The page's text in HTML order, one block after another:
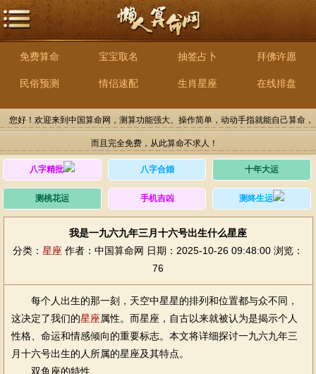
免费算命 宝宝取名 抽签占卜 拜佛许愿
民俗预测 情侣速配 生肖星座 在线排盘
您好！欢迎来到中国算命网，测算功能强大、操作简单，动动手指就能自己算命，
而且完全免费，从此算命不求人！
八字精批 八字合婚 十年大运
测桃花运 手机吉凶 测终生运
我是一九六九年三月十六号出生什么星座
分类： 星座 作者：中国算命网 日期：2025-10-26 09:48:00 浏览：
76
每个人出生的那一刻，天空中星星的排列和位置都与众不同，
这决定了我们的星座属性。而星座，自古以来就被认为是揭示个人
性格、命运和情感倾向的重要标志。本文将详细探讨一九六九年三
月十六号出生的人所属的星座及其特点。
双鱼座的特性